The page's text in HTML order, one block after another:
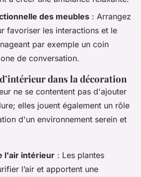
des meubles : Arrangez
favoriser les interactions et le
par exemple un coin
de conversation.
dans la décoration
ne se contentent pas d'ajouter
elles jouent également un rôle
d'un environnement serein et
l'air intérieur : Les plantes
l’air et apportent une